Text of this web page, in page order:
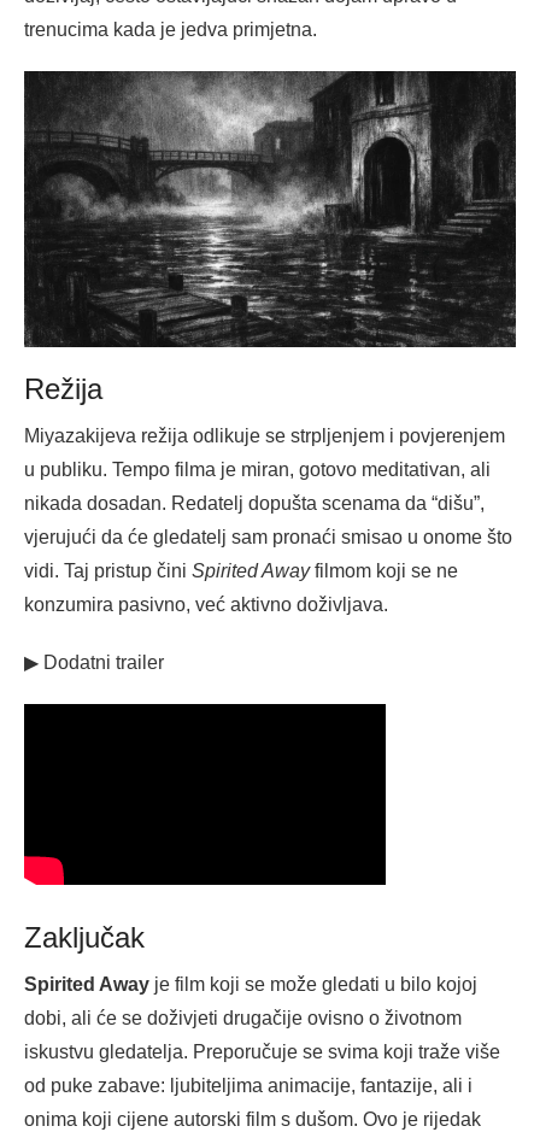
trenucima kada je jedva primjetna.
Režija
Miyazakijeva režija odlikuje se strpljenjem i povjerenjem
u publiku. Tempo filma je miran, gotovo meditativan, ali
nikada dosadan. Redatelj dopušta scenama da “dišu”,
vjerujući da će gledatelj sam pronaći smisao u onome što
vidi. Taj pristup čini Spirited Awayfilmom koji se ne
konzumira pasivno, već aktivno doživljava.
▶ Dodatni trailer
Zaključak
Spirited Away je film koji se može gledati u bilo kojoj
dobi, ali će se doživjeti drugačije ovisno o životnom
iskustvu gledatelja. Preporučuje se svima koji traže više
od puke zabave: ljubiteljima animacije, fantazije, ali i
onima koji cijene autorski film s dušom. Ovo je rijedak